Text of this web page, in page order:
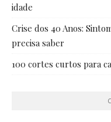
idade
Crise dos 40 Anos:
precisa saber
100 cortes curtos para